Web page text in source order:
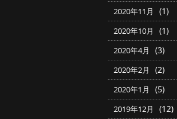
2020年11月 (1)
2020年10月 (1)
2020年4月 (3)
2020年2月 (2)
2020年1月 (5)
2019年12月 (12)